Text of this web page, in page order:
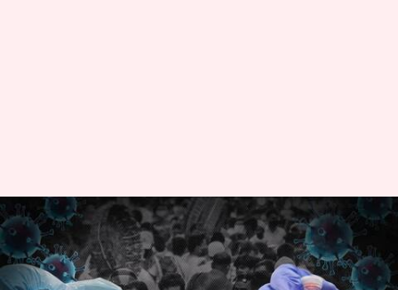
कोरोना: देश में बीते दिन मिले
43,509 मरीज, सक्रिय मामले बढ़कर
चार लाख पार